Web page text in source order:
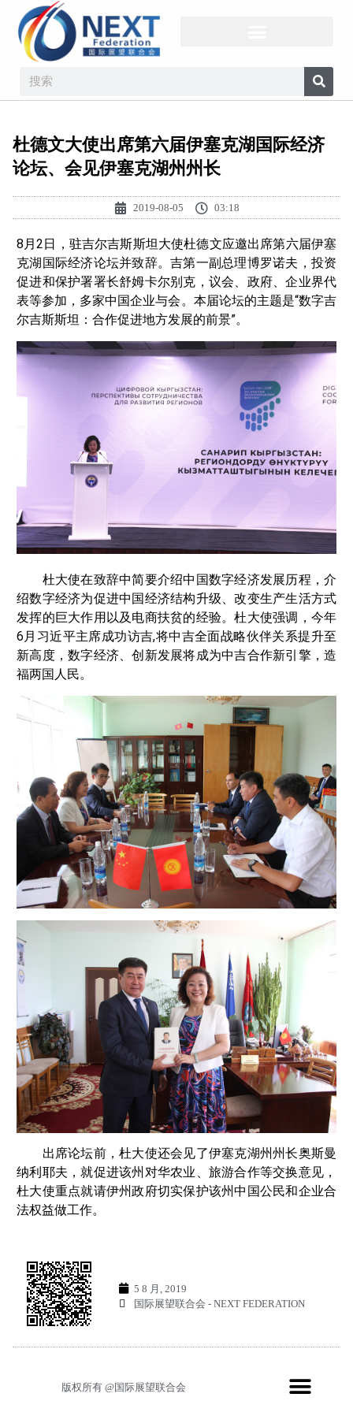
杜德文大使出席第六届伊塞克湖国际经济
论坛、会见伊塞克湖州州长
2019-08-05 03:18
8月2日，驻吉尔吉斯斯坦大使杜德文应邀出席第六届伊塞
克湖国际经济论坛并致辞。吉第一副总理博罗诺夫，投资
促进和保护署署长舒姆卡尔别克，议会、政府、企业界代
表等参加，多家中国企业与会。本届论坛的主题是“数字吉
尔吉斯斯坦：合作促进地方发展的前景”。
杜大使在致辞中简要介绍中国数字经济发展历程，介
绍数字经济为促进中国经济结构升级、改变生产生活方式
发挥的巨大作用以及电商扶贫的经验。杜大使强调，今年
6月习近平主席成功访吉,将中吉全面战略伙伴关系提升至
新高度，数字经济、创新发展将成为中吉合作新引擎，造
福两国人民。
出席论坛前，杜大使还会见了伊塞克湖州州长奥斯曼
纳利耶夫，就促进该州对华农业、旅游合作等交换意见，
杜大使重点就请伊州政府切实保护该州中国公民和企业合
法权益做工作。
5 8 月, 2019
国际展望联合会 - NEXT FEDERATION
版权所有 @国际展望联合会